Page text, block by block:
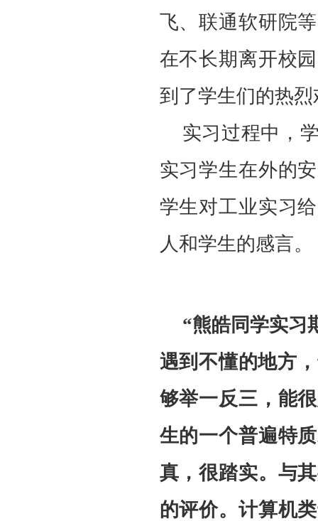
飞、联通软研院
在不长期离开校
到了学生们的热烈
实习过程中，
实习学生在外的
学生对工业实习
人和学生的感言。
“熊皓同学实习
遇到不懂的地方
够举一反三，能
生的一个普遍特
真，很踏实。与
的评价。计算机